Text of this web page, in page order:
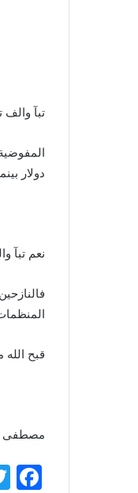
تبآ والف
دولار
نعم تبآ
قبح
مصطفى
F